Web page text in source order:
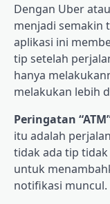
Dengan Uber
menjadi semakin
aplikasi ini
tip setelah
hanya
melakukan lebih
Peringatan
itu adalah
tidak ada tip tidak
untuk
notifikasi muncul.